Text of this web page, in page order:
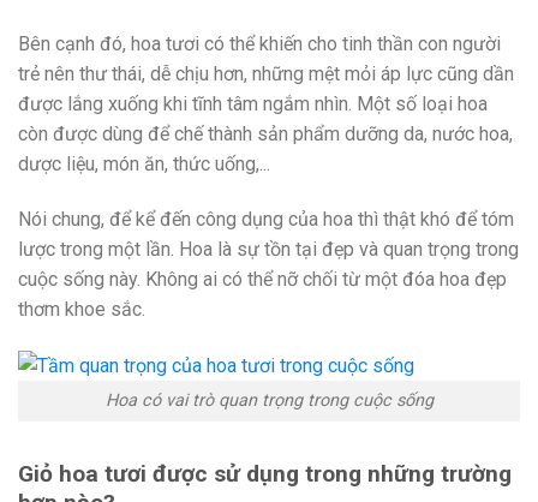
Bên cạnh đó, hoa tươi có thể khiến cho tinh thần con người
trẻ nên thư thái, dễ chịu hơn, những mệt mỏi áp lực cũng dần
được lắng xuống khi tĩnh tâm ngắm nhìn. Một số loại hoa
còn được dùng để chế thành sản phẩm dưỡng da, nước hoa,
dược liệu, món ăn, thức uống,...
Nói chung, để kể đến công dụng của hoa thì thật khó để tóm
lược trong một lần. Hoa là sự tồn tại đẹp và quan trọng trong
cuộc sống này. Không ai có thể nỡ chối từ một đóa hoa đẹp
thơm khoe sắc.
Hoa có vai trò quan trọng trong cuộc sống
Giỏ hoa tươi được sử dụng trong những trường